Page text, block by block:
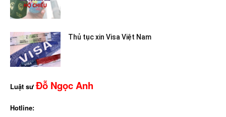
Thủ tục xin Visa Việt Nam
Luật sưĐỗ Ngọc Anh
Hotline: